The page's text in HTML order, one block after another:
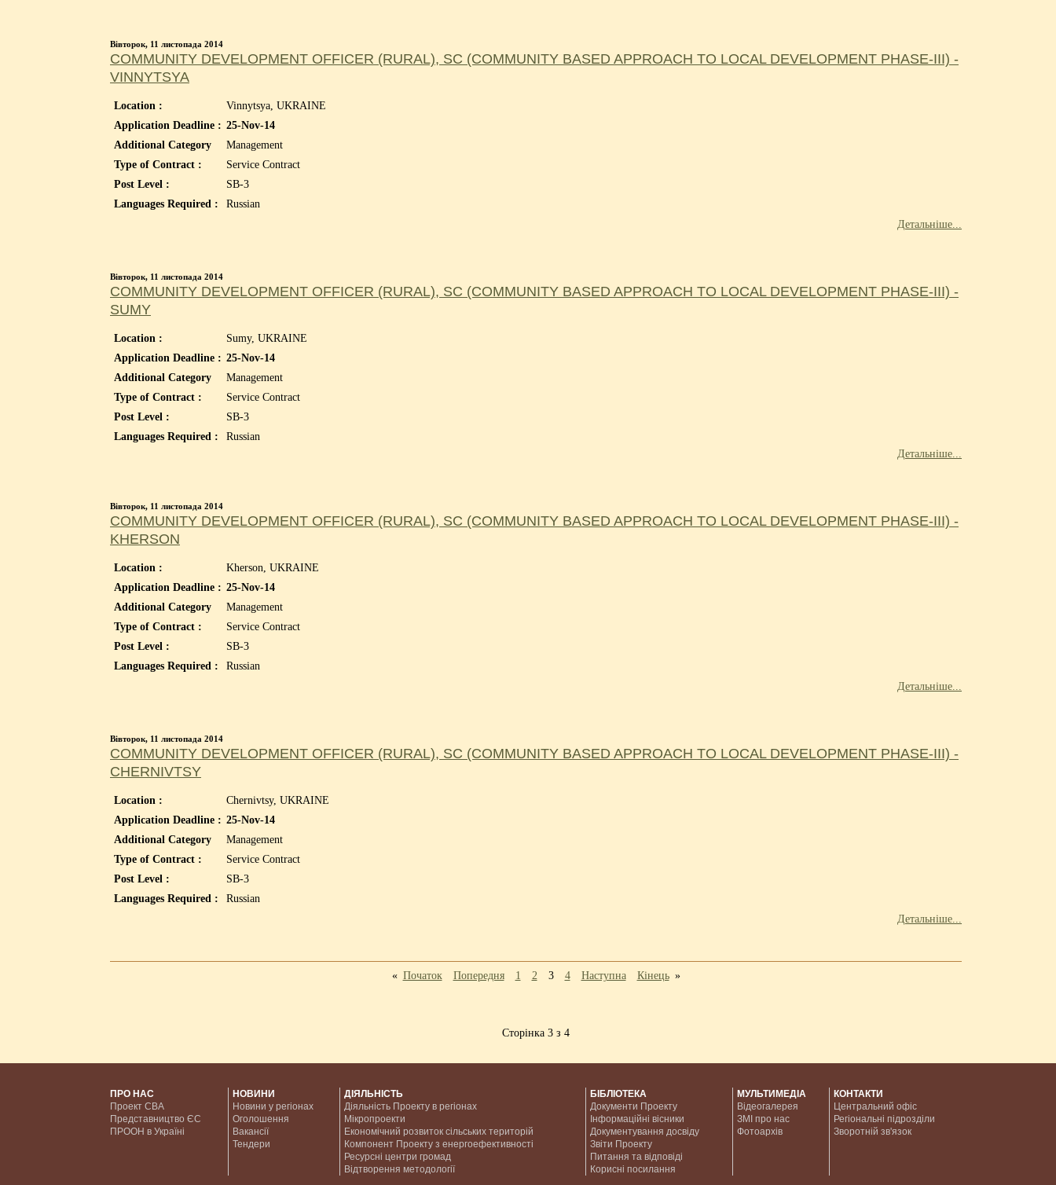
Вівторок, 11 листопада 2014
COMMUNITY DEVELOPMENT OFFICER (RURAL), SC (COMMUNITY BASED APPROACH TO LOCAL DEVELOPMENT PHASE-III) -
VINNYTSYA
Location :
Vinnytsya, UKRAINE
Application Deadline : 25-Nov-14
Additional Category
Management
Type of Contract :
Service Contract
Post Level :
SB-3
Languages Required :
Russian
Детальніше...
Вівторок, 11 листопада 2014
COMMUNITY DEVELOPMENT OFFICER (RURAL), SC (COMMUNITY BASED APPROACH TO LOCAL DEVELOPMENT PHASE-III) -
SUMY
Location :
Sumy, UKRAINE
Application Deadline : 25-Nov-14
Additional Category
Management
Type of Contract :
Service Contract
Post Level :
SB-3
Languages Required :
Russian
Детальніше...
Вівторок, 11 листопада 2014
COMMUNITY DEVELOPMENT OFFICER (RURAL), SC (COMMUNITY BASED APPROACH TO LOCAL DEVELOPMENT PHASE-III) -
KHERSON
Location :
Kherson, UKRAINE
Application Deadline : 25-Nov-14
Additional Category
Management
Type of Contract :
Service Contract
Post Level :
SB-3
Languages Required :
Russian
Детальніше...
Вівторок, 11 листопада 2014
COMMUNITY DEVELOPMENT OFFICER (RURAL), SC (COMMUNITY BASED APPROACH TO LOCAL DEVELOPMENT PHASE-III) -
CHERNIVTSY
Location :
Chernivtsy, UKRAINE
Application Deadline : 25-Nov-14
Additional Category
Management
Type of Contract :
Service Contract
Post Level :
SB-3
Languages Required :
Russian
Детальніше...
« Початок Попередня 1 2 3 4 Наступна Кінець »
Сторінка 3 з 4
ПРО НАС
Проект CBA
Представництво ЄС
ПРООН в Україні
НОВИНИ
Новини у регіонах
Оголошення
Вакансії
Тендери
ДІЯЛЬНІСТЬ
Діяльність Проекту в регіонах
Мікропроекти
Економічний розвиток сільських територій
Компонент Проекту з енергоефективності
Ресурсні центри громад
Відтворення методології
БІБЛІОТЕКА
Документи Проекту
Інформаційні вісники
Документування досвіду
Звіти Проекту
Питання та відповіді
Корисні посилання
МУЛЬТИМЕДІА
Відеогалерея
ЗМІ про нас
Фотоархів
КОНТАКТИ
Центральний офіс
Регіональні підрозділи
Зворотній зв'язок